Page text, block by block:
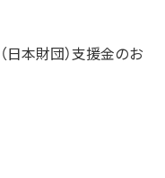
日本財団）支援金のお